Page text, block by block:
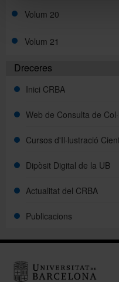
Volum 20
Volum 21
Dreceres
Inici CRBA
Web de Consulta de
Cursos d'Il·lustració
Dipòsit Digital de la UB
Actualitat del CRBA
Publicacions